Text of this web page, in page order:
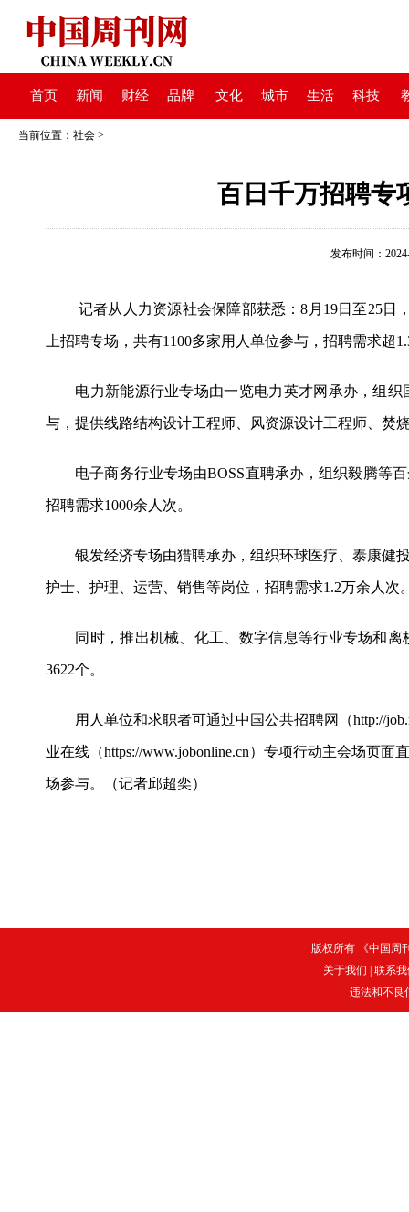
首页 新闻 财经 品牌 文化 城市 生活 科技
当前位置： 社会 >
百日千万招聘专
发布时间：
记者从人力资源社会保障部获悉：8月19日至25
上招聘专场，共有1100多家用人单位参与，招聘需求超
电力新能源行业专场由一览电力英才网承办，组织
与，提供线路结构设计工程师、风资源设计工程师、焚
电子商务行业专场由BOSS直聘承办，组织毅腾等百
招聘需求1000余人次。
银发经济专场由猎聘承办，组织环球医疗、泰康健投
护士、护理、运营、销售等岗位，招聘需求1.2万余人次
同时，推出机械、化工、数字信息等行业专场和离
3622个。
用人单位和求职者可通过中国公共招聘网（http://
业在线（https://www.jobonline.cn）专项行动主会场页
场参与。（记者邱超奕）
版权所有 《中国周
关于我们
联系
违法和不良